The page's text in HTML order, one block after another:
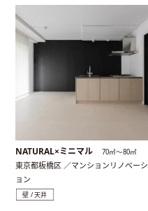
NATURAL×ミニマル 70㎡〜80㎡
東京都板橋区 ／マンションリノベーシ
ョン
壁 / 天井